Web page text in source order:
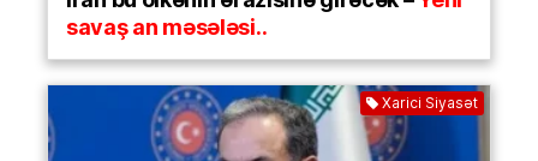
savaş an məsələsi..
Xarici Siyasət